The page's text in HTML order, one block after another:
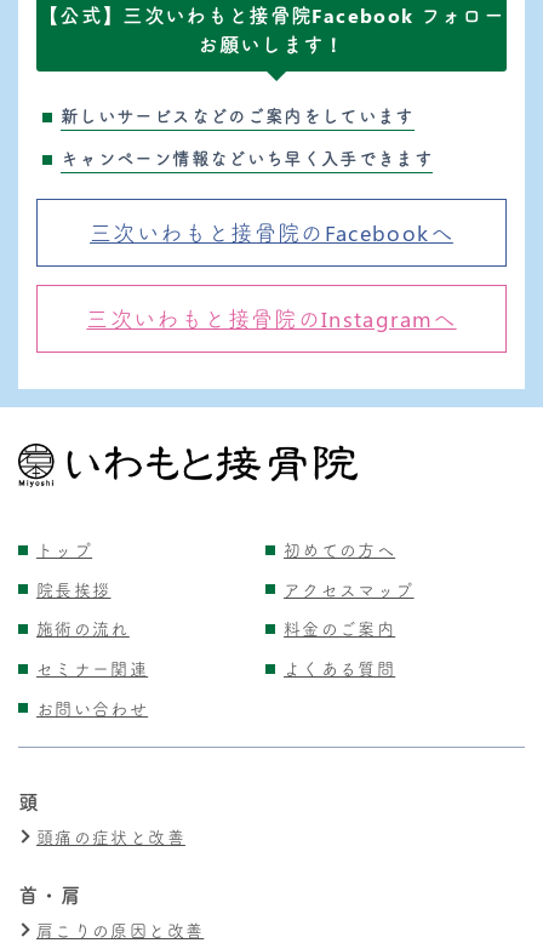
【公式】三次いわもと接骨院Facebook フォロー
お願いします！
新しいサービスなどのご案内をしています
キャンペーン情報などいち早く入手できます
三次いわもと接骨院のFacebookへ
三次いわもと接骨院のInstagramへ
トップ
初めての方へ
院長挨拶
アクセスマップ
施術の流れ
料金のご案内
セミナー関連
よくある質問
お問い合わせ
頭
頭痛の症状と改善
首・肩
肩こりの原因と改善